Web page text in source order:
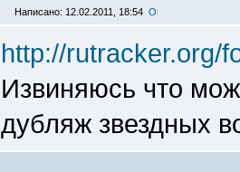
Написано: 12.02.2011, 18:54
http://rutracker.org/
Извиняюсь что
дубляж звездных